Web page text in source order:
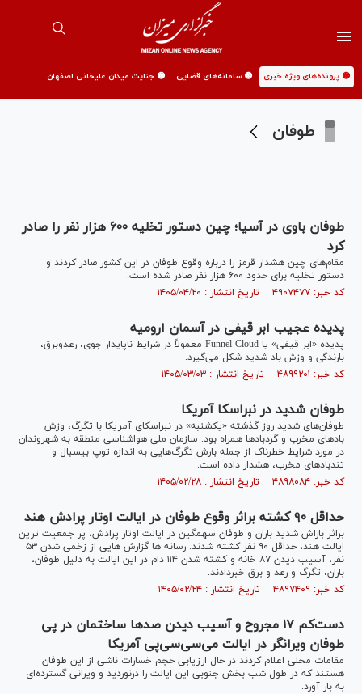
🟡 پرونده‌های ویژه خبری 🟡 سامانه‌های قضایی 🟡 جنایت میدان علیخانی اصفهان
طوفان
طوفان باوی در آسیا؛ چین دستور تخلیه ۶۰۰ هزار نفر را صادر
کرد
مقام‌های چین هشدار قرمز را درباره وقوع طوفان در این کشور صادر کردند و
دستور تخلیه برای حدود ۶۰۰ هزار نفر صادر شده است.
کد خبر: ۴۹۰۷۴۷۷ تاریخ انتشار : ۱۴۰۵/۰۴/۲۰
پدیده عجیب ابر قیفی در آسمان ارومیه
پدیده «ابر قیفی» یا Funnel Cloud معمولاً در شرایط ناپایدار جوی، رعدوبرق،
بارندگی و وزش باد شدید شکل می‌گیرد.
کد خبر: ۴۸۹۹۲۰۱ تاریخ انتشار : ۱۴۰۵/۰۳/۰۳
طوفان شدید در نبراسکا آمریکا
طوفان‌های شدید روز گذشته «یکشنبه» در نبراسکای آمریکا با تگرگ، وزش
باد‌های مخرب و گردباد‌ها همراه بود. سازمان ملی هواشناسی منطقه به شهروندان
در مورد شرایط خطرناک از جمله بارش تگرگ‌هایی به اندازه توپ بیسبال و
تندباد‌های مخرب، هشدار داده است.
کد خبر: ۴۸۹۸۰۸۴ تاریخ انتشار : ۱۴۰۵/۰۲/۲۸
حداقل ۹۰ کشته براثر وقوع طوفان در ایالت اوتار پرادش هند
براثر باراش شدید باران و طوفان سهمگین در ایالت اوتار پرادش، پر جمعیت ترین
ایالت هند، حداقل ۹۰ نفر کشته شدند. رسانه ها گزارش هایی از زخمی شدن ۵۳
نفر، آسیب دیدن ۸۷ خانه و کشته شدن ۱۱۴ دام در این ایالت به دلیل طوفان،
باران، تگرگ و رعد و برق خبردادند.
کد خبر: ۴۸۹۷۴۰۹ تاریخ انتشار : ۱۴۰۵/۰۲/۲۴
دست‌کم ۱۷ مجروح و آسیب دیدن صدها ساختمان در پی
طوفان ویرانگر در ایالت می‌سی‌سی‌پی آمریکا
مقامات محلی اعلام کردند در حال ارزیابی حجم خسارات ناشی از این طوفان
هستند که در طول شب بخش جنوبی این ایالت را درنوردید و ویرانی گسترده‌ای
به بار آورد.